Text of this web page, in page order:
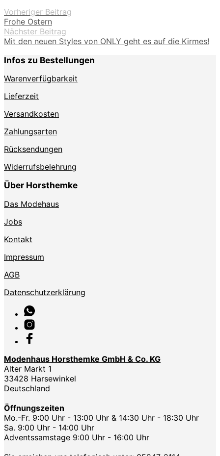
Vorheriger Beitrag
Frohe Ostern
Nächster Beitrag
Mit den neuen Styles von ONLY geht es auf die Kirmes!
Infos zu Bestellungen
Warenverfügbarkeit
Lieferzeit
Versandkosten
Zahlungsarten
Rücksendungen
Widerrufsbelehrung
Über Horsthemke
Das Modehaus
Jobs
Kontakt
Impressum
AGB
Datenschutzerklärung
Modenhaus Horsthemke GmbH & Co. KG
Alter Markt 1
33428 Harsewinkel
Deutschland
Öffnungszeiten
Mo.-Fr. 9:00 Uhr - 13:00 Uhr & 14:30 Uhr - 18:30 Uhr
Sa. 9:00 Uhr - 14:00 Uhr
Adventssamstage 9:00 Uhr - 16:00 Uhr